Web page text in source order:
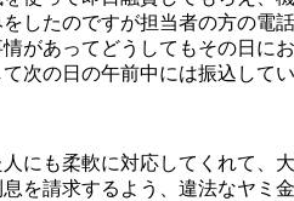
したのですが担当者の方の電
があってどうしてもその日
次の日の午前中には振込し
にも柔軟に対応してくれて
を請求するよう、違法なヤミ